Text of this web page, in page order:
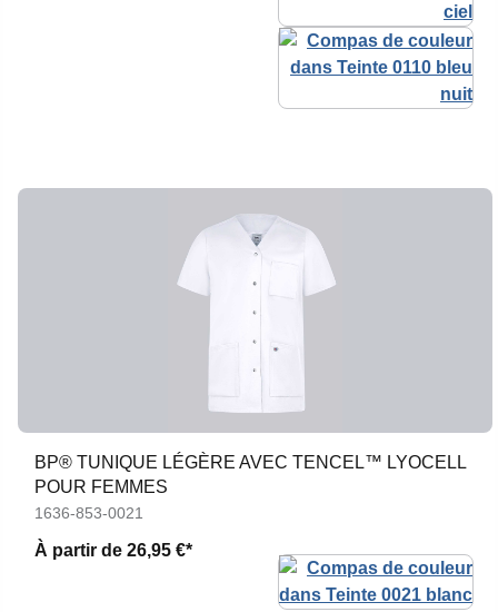
BP® TUNIQUE LÉGÈRE AVEC TENCEL™ LYOCELL
POUR FEMMES
1636-853-0021
À partir de 26,95 €*